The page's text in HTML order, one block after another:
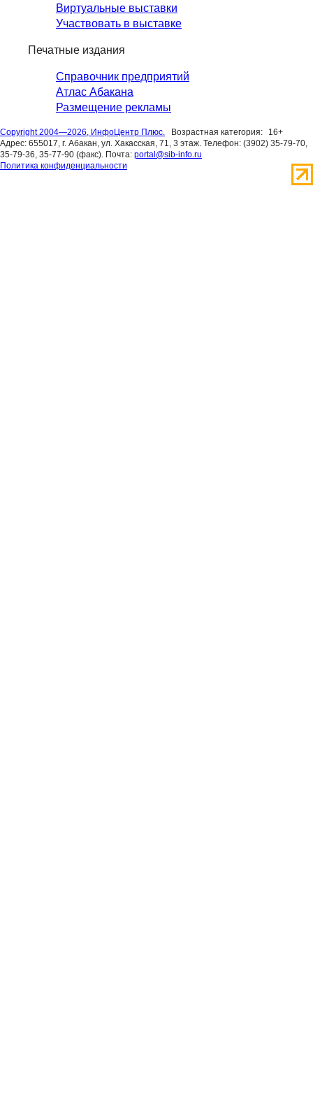
Виртуальные выставки
Участвовать в выставке
Печатные издания
Справочник предприятий
Атлас Абакана
Размещение рекламы
Copyright 2004—2026, ИнфоЦентр Плюс. Возрастная категория:
16+
Адрес: 655017, г. Абакан, ул. Хакасская, 71, 3 этаж. Телефон: (3902) 35-79-70,
35-79-36, 35-77-90 (факс). Почта: portal@sib-info.ru
Политика конфиденциальности